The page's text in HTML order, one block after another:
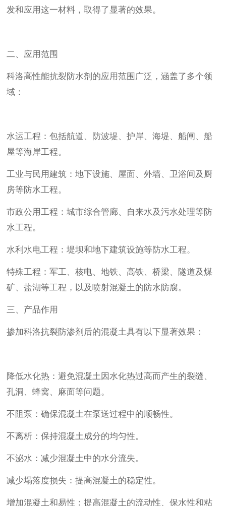
发和应用这一材料，取得了显著的效果。
二、应用范围
科洛高性能抗裂防水剂的应用范围广泛，涵盖了多个领
域：
水运工程：包括航道、防波堤、护岸、海堤、船闸、船
屋等海岸工程。
工业与民用建筑：地下设施、屋面、外墙、卫浴间及厨
房等防水工程。
市政公用工程：城市综合管廊、自来水及污水处理等防
水工程。
水利水电工程：堤坝和地下建筑设施等防水工程。
特殊工程：军工、核电、地铁、高铁、桥梁、隧道及煤
矿、盐湖等工程，以及喷射混凝土的防水防腐。
三、产品作用
掺加科洛抗裂防渗剂后的混凝土具有以下显著效果：
降低水化热：避免混凝土因水化热过高而产生的裂缝、
孔洞、蜂窝、麻面等问题。
不阻泵：确保混凝土在泵送过程中的顺畅性。
不离析：保持混凝土成分的均匀性。
不泌水：减少混凝土中的水分流失。
减少塌落度损失：提高混凝土的稳定性。
增加混凝土和易性：提高混凝土的流动性、保水性和粘